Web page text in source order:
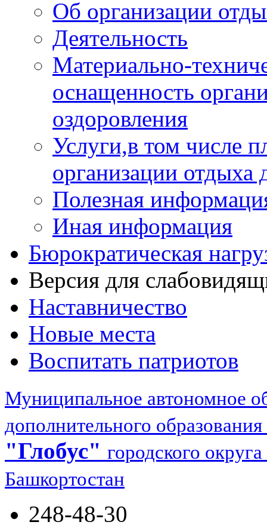
Об организации
Деятельность
Материально-
оснащенность
оздоровления
Услуги,в том числе
организации отдыха
Полезная
Иная информация
Бюрократическая
Версия для
Наставничество
Новые места
Воспитать патриотов
Муниципальное автономное
дополнительного образования
"Глобус" городского
Башкортостан
248-48-30